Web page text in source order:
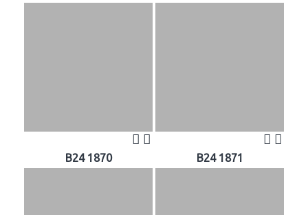
B24 1870 B24 1871